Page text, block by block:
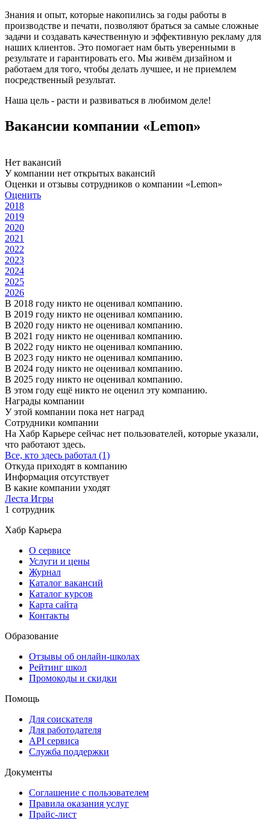
Знания и опыт, которые накопились за годы работы в
производстве и печати, позволяют браться за самые сложные
задачи и создавать качественную и эффективную рекламу для
наших клиентов. Это помогает нам быть уверенными в
результате и гарантировать его. Мы живём дизайном и
работаем для того, чтобы делать лучшее, и не приемлем
посредственный результат.
Наша цель - расти и развиваться в любимом деле!
Вакансии компании «Lemon»
Нет вакансий
У компании нет открытых вакансий
Оценки и отзывы сотрудников о компании «Lemon»
Оценить
2018
2019
2020
2021
2022
2023
2024
2025
2026
В 2018 году никто не оценивал компанию.
В 2019 году никто не оценивал компанию.
В 2020 году никто не оценивал компанию.
В 2021 году никто не оценивал компанию.
В 2022 году никто не оценивал компанию.
В 2023 году никто не оценивал компанию.
В 2024 году никто не оценивал компанию.
В 2025 году никто не оценивал компанию.
В этом году ещё никто не оценил эту компанию.
Награды компании
У этой компании пока нет наград
Сотрудники компании
На Хабр Карьере сейчас нет пользователей, которые указали,
что работают здесь.
Все, кто здесь работал (1)
Откуда приходят в компанию
Информация отсутствует
В какие компании уходят
Леста Игры
1 сотрудник
Хабр Карьера
О сервисе
Услуги и цены
Журнал
Каталог вакансий
Каталог курсов
Карта сайта
Контакты
Образование
Отзывы об онлайн-школах
Рейтинг школ
Промокоды и скидки
Помощь
Для соискателя
Для работодателя
API сервиса
Служба поддержки
Документы
Соглашение с пользователем
Правила оказания услуг
Прайс-лист